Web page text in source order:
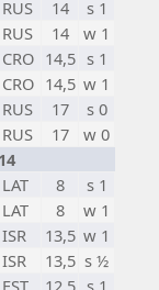
RUS 14
s 1
RUS 14
w 1
CRO 14,5 s 1
CRO 14,5 w 1
RUS 17
s 0
RUS 17
w 0
LAT 8
s 1
LAT 8
w 1
ISR 13,5 w 1
ISR 13,5 s ½
EST 12,5 s 1